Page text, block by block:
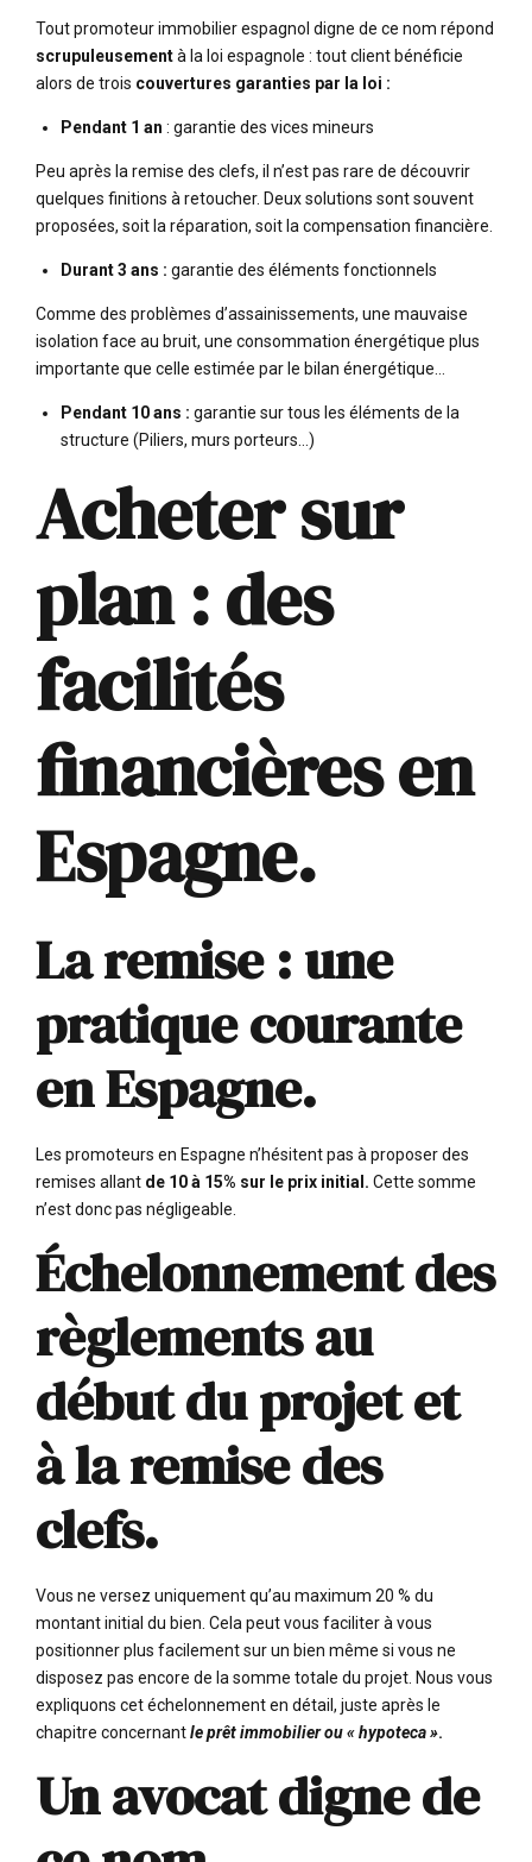
Tout promoteur immobilier espagnol digne de ce nom répond
scrupuleusementà la loi espagnole : tout client bénéficie
alors de trois couvertures garanties par la loi :
Pendant 1 an : garantie des vices mineurs
Peu après la remise des clefs, il n’est pas rare de découvrir
quelques finitions à retoucher. Deux solutions sont souvent
proposées, soit la réparation, soit la compensation financière.
Durant 3 ans : garantie des éléments fonctionnels
Comme des problèmes d’assainissements, une mauvaise
isolation face au bruit, une consommation énergétique plus
importante que celle estimée par le bilan énergétique…
Pendant 10 ans : garantie sur tous les éléments de la
structure (Piliers, murs porteurs…)
Acheter sur
plan : des
facilités
financières en
Espagne.
La remise : une
pratique courante
en Espagne.
Les promoteurs en Espagne n’hésitent pas à proposer des
remises allant de 10 à 15% sur le prix initial. Cette somme
n’est donc pas négligeable.
Échelonnement des
règlements au
début du projet et
à la remise des
clefs.
Vous ne versez uniquement qu’au maximum 20 % du
montant initial du bien. Cela peut vous faciliter à vous
positionner plus facilement sur un bien même si vous ne
disposez pas encore de la somme totale du projet. Nous vous
expliquons cet échelonnement en détail, juste après le
chapitre concernantle prêt immobilier ou « hypoteca ».
Un avocat digne de